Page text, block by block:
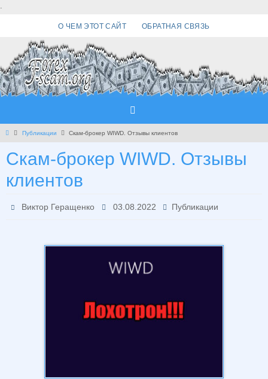
.
О ЧЕМ ЭТОТ САЙТ ОБРАТНАЯ СВЯЗЬ
Главная
Публикации Скам-брокер WIWD. Отзывы клиентов
Скам-брокер WIWD. Отзывы
клиентов
Виктор Геращенко 03.08.2022 Публикации